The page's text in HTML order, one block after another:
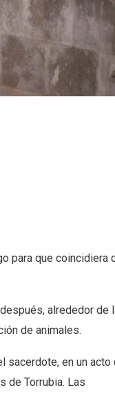
para que coincidiera
alrededor de
de animales.
sacerdote, en un acto
de Torrubia. Las